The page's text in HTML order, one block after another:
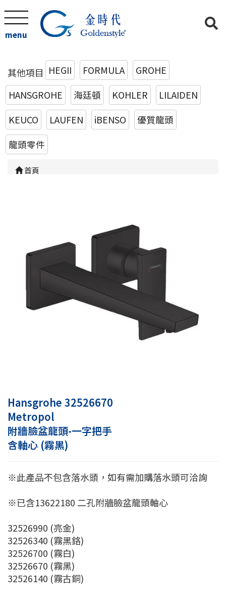
menu
其他項目 HEGII FORMULA
GROHE
HANSGROHE
海廷頓 KOHLER
LILAIDEN
KEUCO
LAUFEN iBENSO
優質龍頭
龍頭零件
首頁
Hansgrohe 32526670
Metropol
附牆臉盆龍頭-一字把手
含軸心 (霧黑)
※此產品不包含落水頭，如有需加購落水頭可洽詢
※已含13622180 二孔附牆臉盆龍頭軸心
32526990 (亮金)
32526340 (霧黑鉻)
32526700 (霧白)
32526670 (霧黑)
32526140 (霧古銅)